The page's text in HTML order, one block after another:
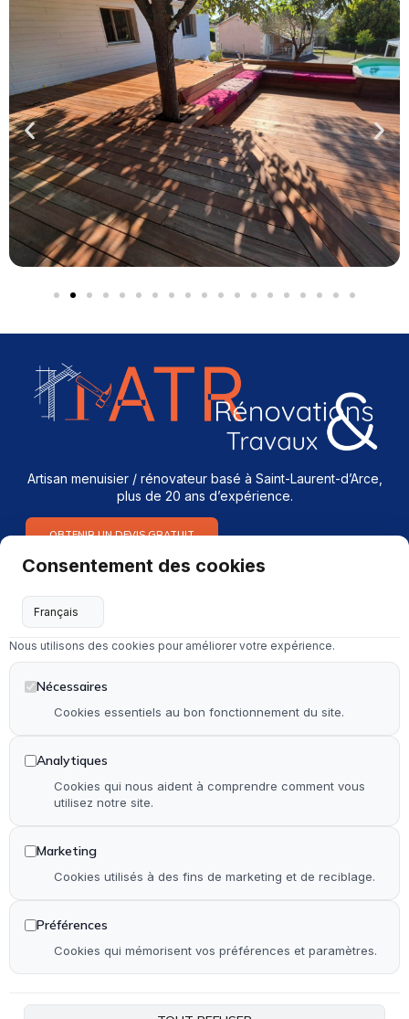
Artisan menuisier / rénovateur basé à Saint-Laurent-d’Arce,
plus de 20 ans d’expérience.
OBTENIR UN DEVIS GRATUIT
Services
Menuiserie intérieure & extérieure
Dépannage en serrurerie et vitrerie
Installation & rénovation de salle de bain
Installation & rénovation de cuisine
Pose de terrasse & contour de piscine en bois
Pose de parquet (stratifié, PVC et bois)
Autre
Accueil
Qui suis-je ?
Consentement des cookies
Nous utilisons des cookies pour améliorer votre expérience.
Nécessaires
Cookies essentiels au bon fonctionnement du site.
Analytiques
Cookies qui nous aident à comprendre comment vous
utilisez notre site.
Marketing
Cookies utilisés à des fins de marketing et de reciblage.
Préférences
Cookies qui mémorisent vos préférences et paramètres.